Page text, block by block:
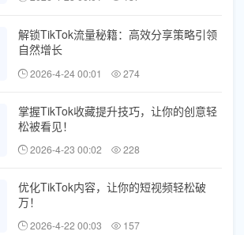
解锁TikTok流量秘籍：高效分享策略引领
自然增长
2026-4-24 00:01 274
掌握TikTok收藏提升技巧，让你的创意轻
松被看见！
2026-4-23 00:02 228
优化TikTok内容，让你的短视频轻松破
万！
2026-4-22 00:03 157